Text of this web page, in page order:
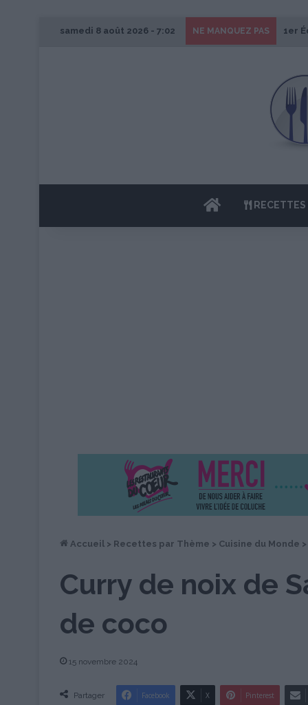
samedi 8 août 2026 - 7:02 NE MANQUEZ PAS 1er
ACCUEIL
Accueil > Recettes par Thème > Cuisine du Monde >
Curry de noix de
de coco
15 novembre 2024
Partager Facebook X Pinterest